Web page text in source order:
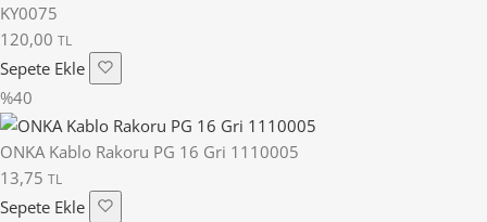
KY0075
120,00 TL
Sepete Ekle
%40
ONKA Kablo Rakoru PG 16 Gri 1110005
13,75 TL
Sepete Ekle